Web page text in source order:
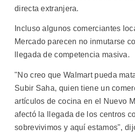
directa extranjera.
Incluso algunos comerciantes
Mercado parecen no inmutarse
llegada de competencia masiva.
"No creo que Walmart pueda
Subir Saha, quien tiene un
artículos de cocina en el Nuevo
afectó la llegada de los centros
sobrevivimos y aquí estamos",